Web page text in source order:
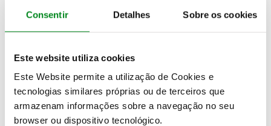
Consentir Detalhes Sobre os cookies
Este website utiliza cookies
Este Website permite a utilização de Cookies e
tecnologias similares próprias ou de terceiros que
armazenam informações sobre a navegação no seu
browser ou dispositivo tecnológico.
Vejatodas as imagensdo evento na Estela